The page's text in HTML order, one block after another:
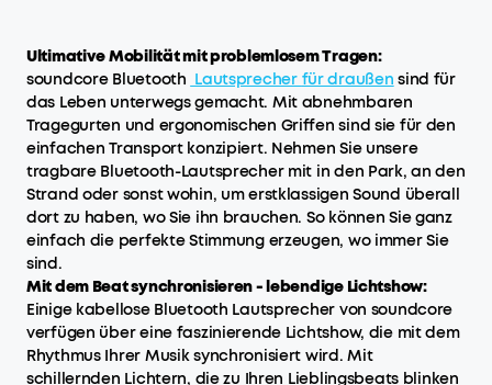
Ultimative Mobilität mit problemlosem Tragen:
soundcore Bluetooth Lautsprecher für draußen sind für
das Leben unterwegs gemacht. Mit abnehmbaren
Tragegurten und ergonomischen Griffen sind sie für den
einfachen Transport konzipiert. Nehmen Sie unsere
tragbare Bluetooth-Lautsprecher mit in den Park, an den
Strand oder sonst wohin, um erstklassigen Sound überall
dort zu haben, wo Sie ihn brauchen. So können Sie ganz
einfach die perfekte Stimmung erzeugen, wo immer Sie
sind.
Mit dem Beat synchronisieren - lebendige Lichtshow:
Einige kabellose Bluetooth Lautsprecher von soundcore
verfügen über eine faszinierende Lichtshow, die mit dem
Rhythmus Ihrer Musik synchronisiert wird. Mit
schillernden Lichtern, die zu Ihren Lieblingsbeats blinken